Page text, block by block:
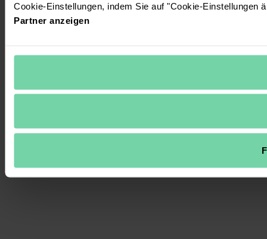
Cookie-Einstellungen, indem Sie auf "Cookie-Einstellungen
Partner anzeigen